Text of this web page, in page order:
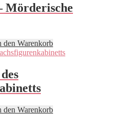
Mörderische
den Warenkorb
den Warenkorb